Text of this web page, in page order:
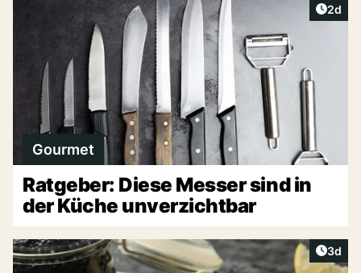
2d
Gourmet
Ratgeber: Diese Messer sind in
der Küche unverzichtbar
3d